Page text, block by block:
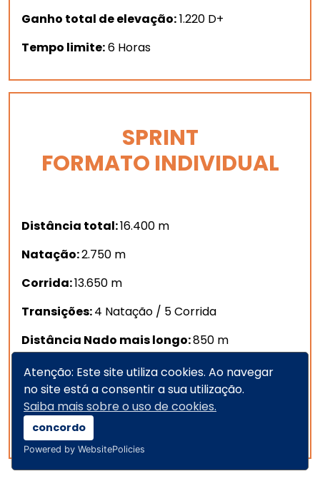
Atenção: Este site utiliza cookies. Ao navegar
no site está a consentir a sua utilização.
Saiba mais sobre o uso de cookies.
concordo
Powered by WebsitePolicies
Ganho total de elevação:1.220 D+
Tempo limite:6 Horas
SPRINT
FORMATO INDIVIDUAL
Distância total:16.400 m
Natação:2.750 m
Corrida:13.650 m
Transições:4 Natação / 5 Corrida
Distância Nado mais longo:850 m
Distância Corrida mais longa: 8.000 m
Ganho total de elevação:635 D+
Tempo limite: